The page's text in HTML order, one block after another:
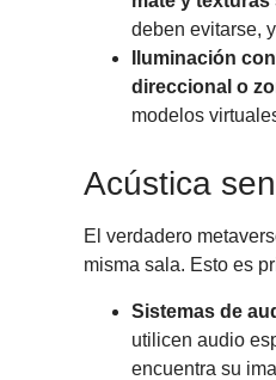
deben evitarse,
Iluminación
direccional o
modelos
Acústica
El verdadero
misma sala. Esto es
Sistemas de
utilicen audio
encuentra su